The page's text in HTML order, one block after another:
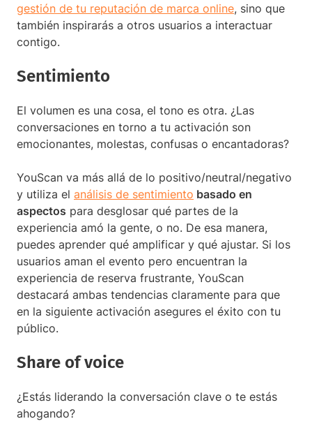
gestión de tu reputación de marca online, sino que
también inspirarás a otros usuarios a interactuar
contigo.
Sentimiento
El volumen es una cosa, el tono es otra. ¿Las
conversaciones en torno a tu activación son
emocionantes, molestas, confusas o encantadoras?
YouScan va más allá de lo positivo/neutral/negativo
y utiliza el análisis de sentimiento basado en
aspectos para desglosar qué partes de la
experiencia amó la gente, o no. De esa manera,
puedes aprender qué amplificar y qué ajustar. Si los
usuarios aman el evento pero encuentran la
experiencia de reserva frustrante, YouScan
destacará ambas tendencias claramente para que
en la siguiente activación asegures el éxito con tu
público.
Share of voice
¿Estás liderando la conversación clave o te estás
ahogando?